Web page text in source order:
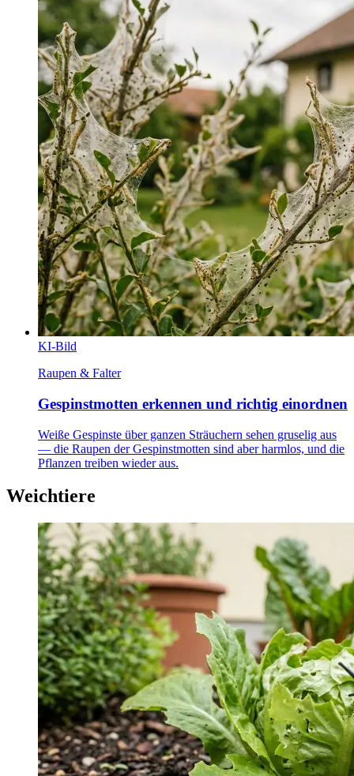
KI-Bild
Raupen & Falter
Gespinstmotten erkennen und richtig einordnen
Weiße Gespinste über ganzen Sträuchern sehen gruselig aus
— die Raupen der Gespinstmotten sind aber harmlos, und die
Pflanzen treiben wieder aus.
Weichtiere